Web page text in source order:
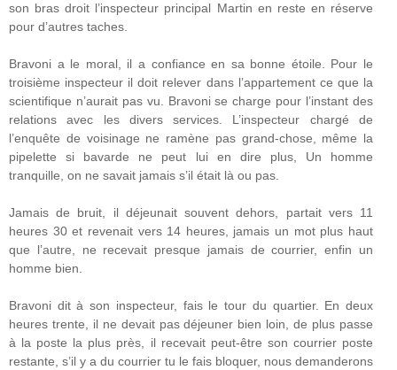
son bras droit l’inspecteur principal Martin en reste en réserve
pour d’autres taches.
Bravoni a le moral, il a confiance en sa bonne étoile. Pour le
troisième inspecteur il doit relever dans l’appartement ce que la
scientifique n’aurait pas vu. Bravoni se charge pour l’instant des
relations avec les divers services. L’inspecteur chargé de
l’enquête de voisinage ne ramène pas grand-chose, même la
pipelette si bavarde ne peut lui en dire plus, Un homme
tranquille, on ne savait jamais s’il était là ou pas.
Jamais de bruit, il déjeunait souvent dehors, partait vers 11
heures 30 et revenait vers 14 heures, jamais un mot plus haut
que l’autre, ne recevait presque jamais de courrier, enfin un
homme bien.
Bravoni dit à son inspecteur, fais le tour du quartier. En deux
heures trente, il ne devait pas déjeuner bien loin, de plus passe
à la poste la plus près, il recevait peut-être son courrier poste
restante, s’il y a du courrier tu le fais bloquer, nous demanderons